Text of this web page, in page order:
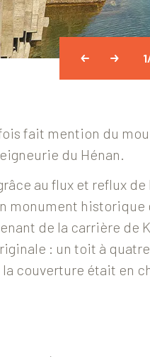
1
fait mention du
du Hénan.
au flux et reflux de
monument
de la carrière de
: un toit à
la couverture était en